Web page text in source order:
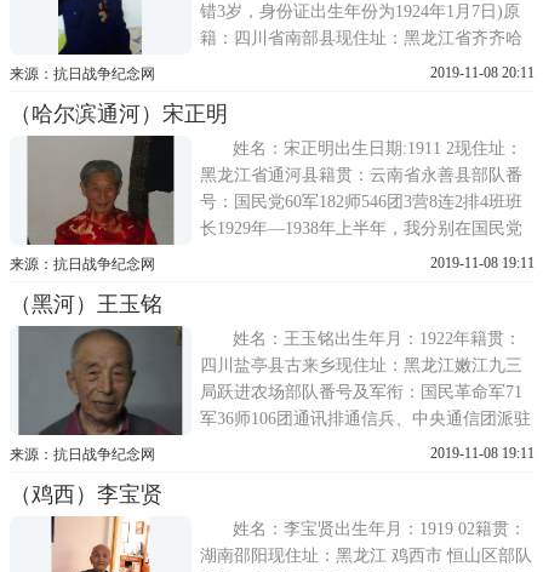
错3岁，身份证出生年份为1924年1月7日)原
籍：四川省南部县现住址：黑龙江省齐齐哈
尔市口述经历：12岁那年失去双亲，无依无
活，干活时3-5天就能为东家挣到50斤大米，
后来去长江当纤夫，光脚苦干3年，我不但没
管
来源：抗日战争纪念网 2019-11-08 20:11
（哈尔滨通河）宋正明
姓名：宋正明出生日期:1911 2现住址：
黑龙江省通河县籍贯：云南省永善县部队番
号：国民党60军182师546团3营8连2排4班班
长1929年—1938年上半年，我分别在国民党
地方武装，云南省永善县团方局、保安队、
防局的一个兵丁，团防局的局长是谁我想不
来源：抗日战争纪念网 2019-11-08 19:11
（黑河）王玉铭
姓名：王玉铭出生年月：1922年籍贯：
四川盐亭县古来乡现住址：黑龙江嫩江九三
局跃进农场部队番号及军衔：国民革命军71
军36师106团通讯排通信兵、中央通信团派驻
腾冲的战区司令部通信兵、53军130师388团3
伍，我在家中兄妹四人中排行老大。在县城
来源：抗日战争纪念网 2019-11-08 19:11
（鸡西）李宝贤
姓名：李宝贤出生年月：1919 02籍贯：
湖南邵阳现住址：黑龙江 鸡西市 恒山区部队